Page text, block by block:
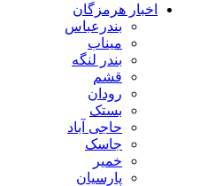
اخبار هرمزگان
بندرعباس
میناب
بندر لنگه
قشم
رودان
بستک
حاجی آباد
جاسک
خمیر
پارسیان